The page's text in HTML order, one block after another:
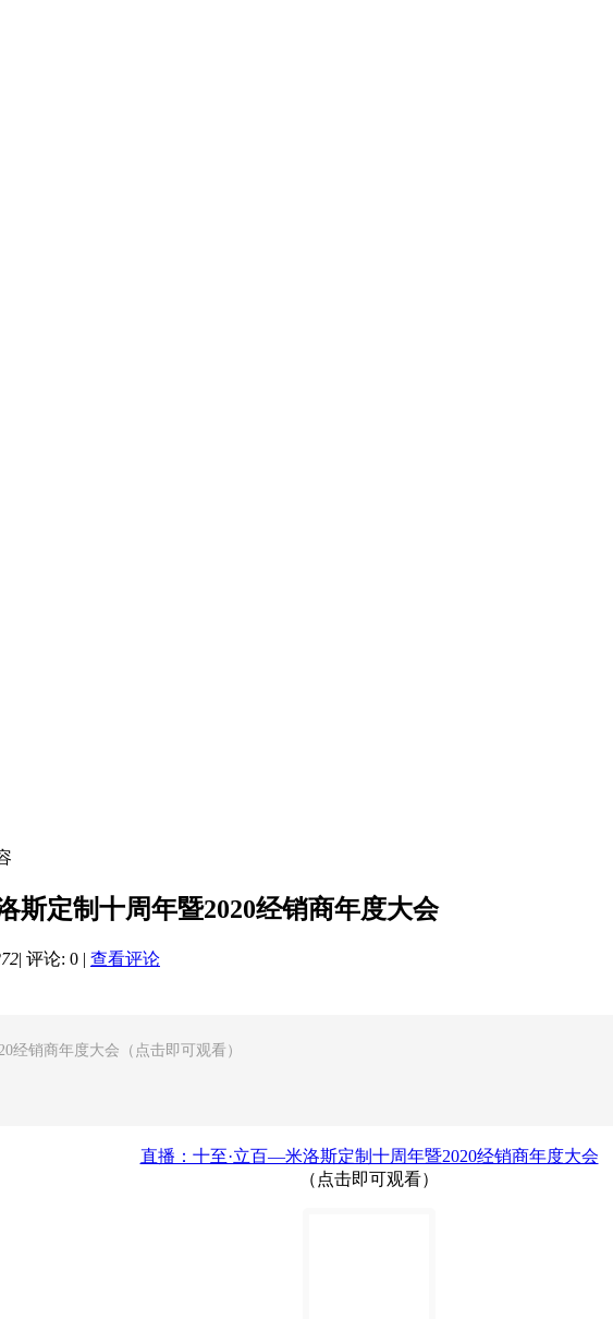
斯定制十周年暨2020经销商年度大会
| 评论: 0 | 查看评论
经销商年度大会（点击即可观看）
直播：十至·立百—米洛斯定制十周年暨2020经销商年度大会
（点击即可观看）